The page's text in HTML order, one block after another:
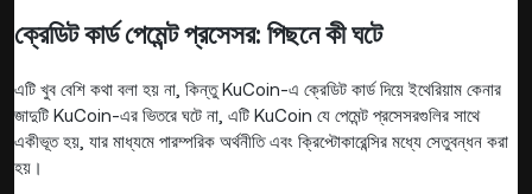
ক্রেডিট কার্ড পেমেন্ট প্রসেসর: পিছনে কী ঘটে
এটি খুব বেশি কথা বলা হয় না, কিন্তু KuCoin-এ ক্রেডিট কার্ড দিয়ে ইথেরিয়াম কেনার
জাদুটি KuCoin-এর ভিতরে ঘটে না, এটি KuCoin যে পেমেন্ট প্রসেসরগুলির সাথে
একীভূত হয়, যার মাধ্যমে পারম্পরিক অর্থনীতি এবং ক্রিপ্টোকারেন্সির মধ্যে সেতুবন্ধন করা
হয়।